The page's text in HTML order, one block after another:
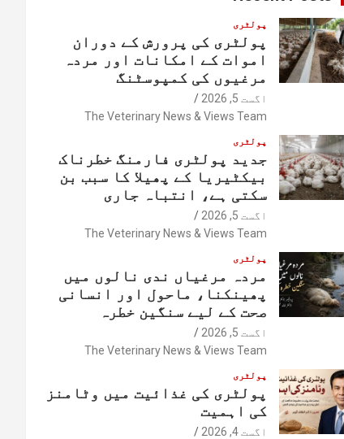
پولٹری
پولٹری کی پرورش کے دوران
اموات کے امکانات اور مردہ
مرغیوں کی کمپوسٹنگ
اگست 5, 2026
The Veterinary News & Views Team
پولٹری
جدید پولٹری فارمنگ خطرناک
بیکٹیریا کے پھیلا کا سبب بن
سکتی ہے، انتباہ جاری
اگست 5, 2026
The Veterinary News & Views Team
پولٹری
مردہ مرغیاں ندی نالوں میں
پھینکنا، ماحول اور انسانی
صحت کے لیے سنگین خطرہ
اگست 5, 2026
The Veterinary News & Views Team
پولٹری
پولٹری کی غذائیت میں وٹامنز
کی اہمیت
اگست 4, 2026